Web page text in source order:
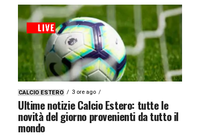
CALCIO ESTERO 3 ore ago
Ultime notizie Calcio Estero: tutte le
novità del giorno provenienti da tutto il
mondo